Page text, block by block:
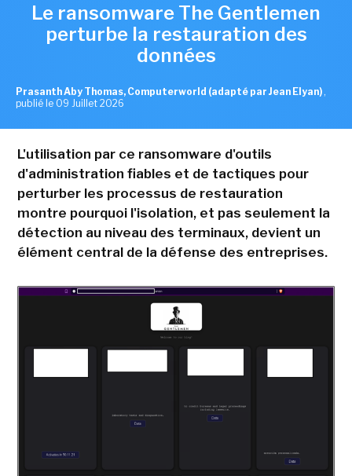
Le ransomware The Gentlemen
perturbe la restauration des
données
Prasanth Aby Thomas, Computerworld (adapté par Jean Elyan) ,
publié le 09 Juillet 2026
L'utilisation par ce ransomware d'outils
d'administration fiables et de tactiques pour
perturber les processus de restauration
montre pourquoi l'isolation, et pas seulement la
détection au niveau des terminaux, devient un
élément central de la défense des entreprises.